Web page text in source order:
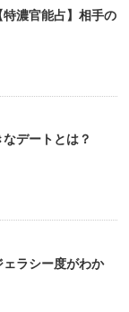
濃官能占】相手の
デートとは？
ェラシー度がわか